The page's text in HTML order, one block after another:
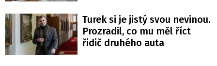
Turek si je jistý svou nevinou.
Prozradil, co mu měl říct
řidič druhého auta